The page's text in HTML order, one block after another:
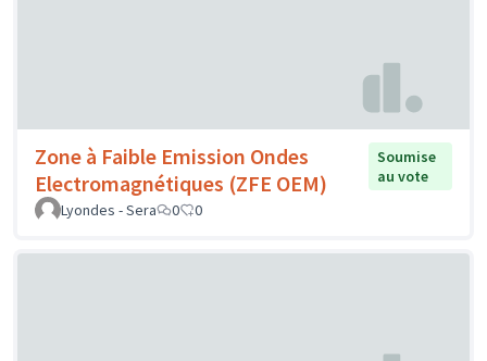
Zone à Faible Emission Ondes
Electromagnétiques (ZFE OEM)
Soumise
au vote
Lyondes - Sera
0 0